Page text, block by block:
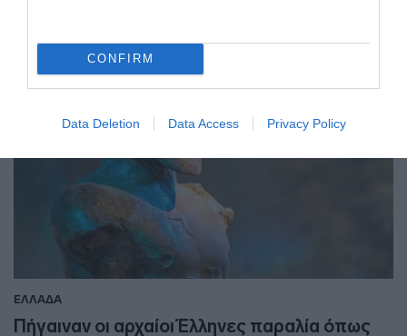
CONFIRM
Data Deletion Data Access Privacy Policy
ΕΛΛΑΔΑ
Πήγαιναν οι αρχαίοι Έλληνες παραλία όπως